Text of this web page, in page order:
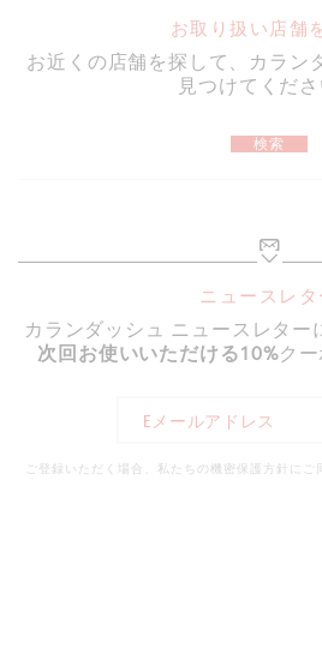
お取り扱い店舗
お近くの店舗を探して、カラン
見つけてくださ
検索
ニュースレタ
カランダッシュ ニュースレター
次回お使いいただける10%ク
ご登録いただく場合、私たちの機密保護方針にご